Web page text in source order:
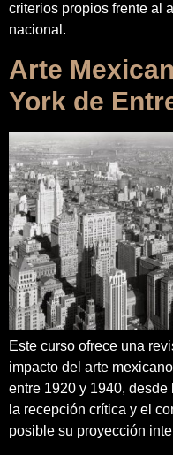
criterios propios frente al
nacional.
Arte
York de
Este curso ofrece una
impacto del arte
entre 1920 y 1940,
la recepción crítica y el
posible su proyección